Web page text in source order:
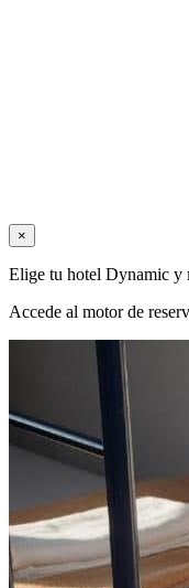
×
Elige tu hotel Dynamic y
Accede al motor de